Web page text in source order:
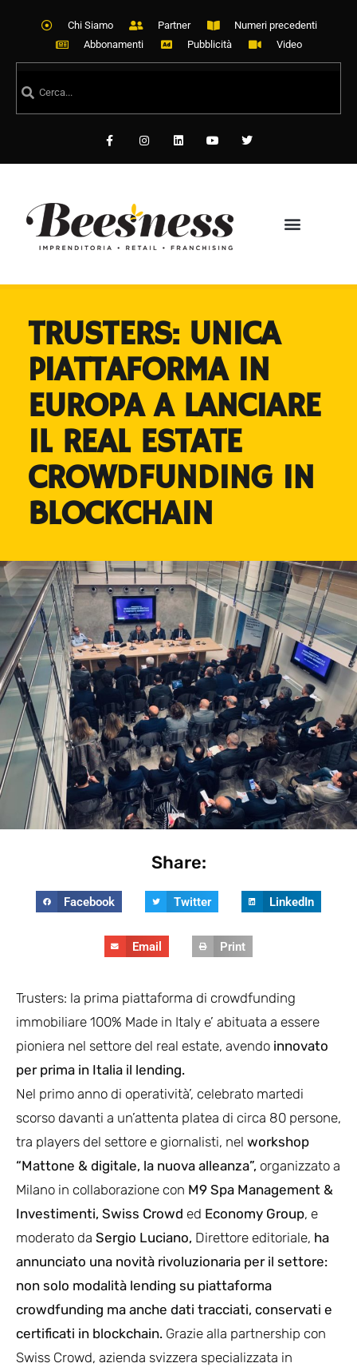
Chi Siamo Partner
Numeri precedenti
Abbonamenti
Pubblicità Video
TRUSTERS: UNICA
PIATTAFORMA IN
EUROPA A LANCIARE
IL REAL ESTATE
CROWDFUNDING IN
BLOCKCHAIN
Share:
Facebook Twitter LinkedIn
Email Print
Trusters: la prima piattaforma di crowdfunding
immobiliare 100% Made in Italy e’ abituata a essere
pioniera nel settore del real estate, avendo innovato
per prima in Italia il lending.
Nel primo anno di operatività’, celebrato martedi
scorso davanti a un’attenta platea di circa 80 persone,
tra players del settore e giornalisti, nel workshop
“Mattone & digitale, la nuova alleanza”, organizzato a
Milano in collaborazione con M9 Spa Management &
Investimenti, Swiss Crowd ed Economy Group, e
moderato da Sergio Luciano, Direttore editoriale, ha
annunciato una novità rivoluzionaria per il settore:
non solo modalità lending su piattaforma
crowdfunding ma anche dati tracciati, conservati e
certificati in blockchain. Grazie alla partnership con
Swiss Crowd, azienda svizzera specializzata in